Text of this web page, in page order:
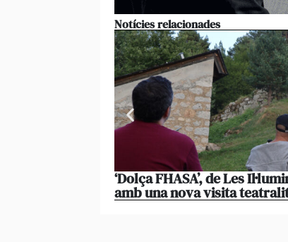
Notícies relacionades
‘Dolça FHASA’, de Les
amb una nova visita